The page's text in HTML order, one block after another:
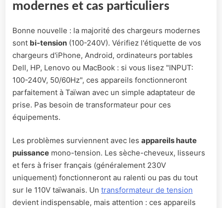
modernes et cas particuliers
Bonne nouvelle : la majorité des chargeurs modernes
sont bi-tension (100-240V). Vérifiez l'étiquette de vos
chargeurs d'iPhone, Android, ordinateurs portables
Dell, HP, Lenovo ou MacBook : si vous lisez "INPUT:
100-240V, 50/60Hz", ces appareils fonctionneront
parfaitement à Taïwan avec un simple adaptateur de
prise. Pas besoin de transformateur pour ces
équipements.
Les problèmes surviennent avec les appareils haute
puissance mono-tension. Les sèche-cheveux, lisseurs
et fers à friser français (généralement 230V
uniquement) fonctionneront au ralenti ou pas du tout
sur le 110V taïwanais. Un transformateur de tension
devient indispensable, mais attention : ces appareils